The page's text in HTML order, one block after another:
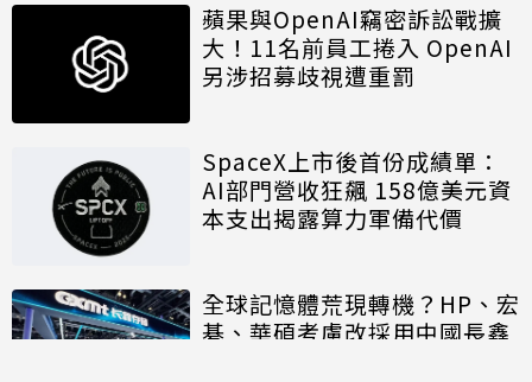
蘋果與OpenAI竊密訴訟戰擴
大！11名前員工捲入 OpenAI
另涉招募歧視遭重罰
SpaceX上市後首份成績單：
AI部門營收狂飆 158億美元資
本支出揭露算力軍備代價
全球記憶體荒現轉機？HP、宏
碁、華碩考慮改採用中國長鑫